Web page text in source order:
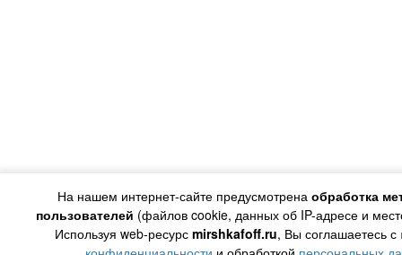
На нашем интернет-сайте предусмотрена обработка
пользователей (файлов cookie, данных об IP-адресе и
Используя web-ресурс mirshkafoff.ru, Вы соглашаетесь с